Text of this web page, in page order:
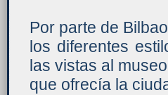
Por parte de
los diferentes
las vistas al
que ofrecía la